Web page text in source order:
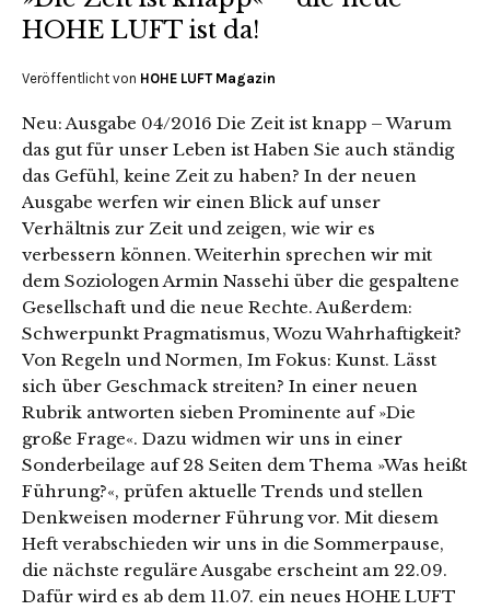
HOHE LUFT ist da!
Veröffentlicht von HOHE LUFT Magazin
Neu: Ausgabe 04/2016 Die Zeit ist knapp – Warum
das gut für unser Leben ist Haben Sie auch ständig
das Gefühl, keine Zeit zu haben? In der neuen
Ausgabe werfen wir einen Blick auf unser
Verhältnis zur Zeit und zeigen, wie wir es
verbessern können. Weiterhin sprechen wir mit
dem Soziologen Armin Nassehi über die gespaltene
Gesellschaft und die neue Rechte. Außerdem:
Schwerpunkt Pragmatismus, Wozu Wahrhaftigkeit?
Von Regeln und Normen, Im Fokus: Kunst. Lässt
sich über Geschmack streiten? In einer neuen
Rubrik antworten sieben Prominente auf »Die
große Frage«. Dazu widmen wir uns in einer
Sonderbeilage auf 28 Seiten dem Thema »Was heißt
Führung?«, prüfen aktuelle Trends und stellen
Denkweisen moderner Führung vor. Mit diesem
Heft verabschieden wir uns in die Sommerpause,
die nächste reguläre Ausgabe erscheint am 22.09.
Dafür wird es ab dem 11.07. ein neues HOHE LUFT